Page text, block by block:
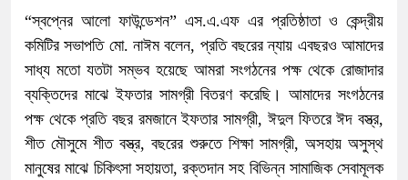
“স্বপ্নের আলো ফাউন্ডেশন” এস.এ.এফ এর প্রতিষ্ঠাতা ও কেন্দ্রীয়
কমিটির সভাপতি মো. নাঈম বলেন, প্রতি বছরের ন্যায় এবছরও আমাদের
সাধ্য মতো যতটা সম্ভব হয়েছে আমরা সংগঠনের পক্ষ থেকে রোজাদার
ব্যক্তিদের মাঝে ইফতার সামগ্রী বিতরণ করেছি। আমাদের সংগঠনের
পক্ষ থেকে প্রতি বছর রমজানে ইফতার সামগ্রী, ঈদুল ফিতরে ঈদ বস্ত্র,
শীত মৌসুমে শীত বস্ত্র, বছরের শুরুতে শিক্ষা সামগ্রী, অসহায় অসুস্থ
মানুষের মাঝে চিকিৎসা সহায়তা, রক্তদান সহ বিভিন্ন সামাজিক সেবামূলক